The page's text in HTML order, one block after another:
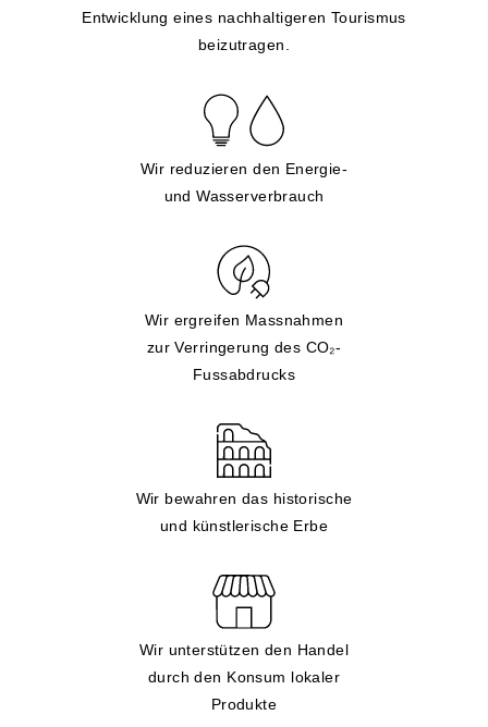
Entwicklung eines nachhaltigeren Tourismus
beizutragen.
Wir reduzieren den Energie-
und Wasserverbrauch
Wir ergreifen Massnahmen
zur Verringerung des CO₂-
Fussabdrucks
Wir bewahren das historische
und künstlerische Erbe
Wir unterstützen den Handel
durch den Konsum lokaler
Produkte